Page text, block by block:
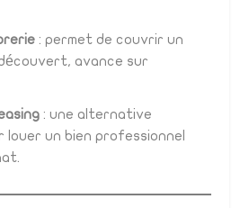
: permet de couvrir un
avance sur
: une alternative
un bien professionnel